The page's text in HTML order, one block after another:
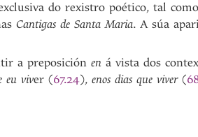
do rexistro poético, tal
Cantigas de Santa Maria. A súa
a preposición en á vista dos
eu viver (67.24), enos dias que viver(